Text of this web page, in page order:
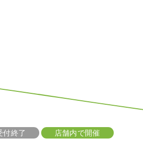
付終了 店舗内で開催